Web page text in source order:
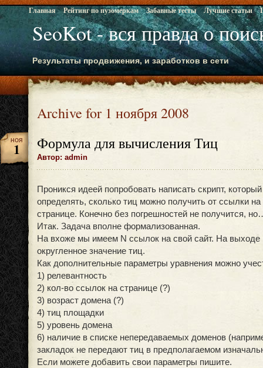
SeoKot - вся правда о
Результаты продвижения, и заработков в сети
Главная Рейтинг по пузомеркам Забавные тесты Лучшие статьи
Archive for 1 ноября 2008
Формула для вычисления Тиц
Автор: admin
НОЯ
1
Проникся идеей попробовать написать скрипт,
определять, сколько тиц можно получить от ссылки на
странице. Конечно без погрешностей не получится,
Итак. Задача вполне формализованная.
На вхоже мы имеем N ссылок на свой сайт. На
округленное значение тиц.
Как дополнительные параметры уравнения можно
1) релевантность
2) кол-во ссылок на странице (?)
3) возраст домена (?)
4) тиц площадки
5) уровень домена
6) наличие в списке непередаваемых доменов
закладок не передают тиц в предполагаемом
Если можете добавить свои параметры пишите.